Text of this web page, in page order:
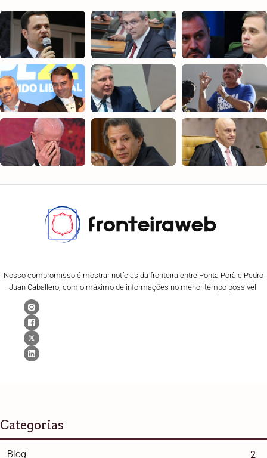
Nosso compromisso é mostrar notícias da fronteira entre Ponta Porã e Pedro
Juan Caballero, com o máximo de informações no menor tempo possível.
Categorias
Blog 2